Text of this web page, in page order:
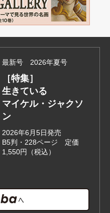
最新号 2026年夏号
［特集］
生きている
マイケル・ジャクソ
ン
2026年6月5日発売
B5判・228ページ 定価
1,550円（税込）